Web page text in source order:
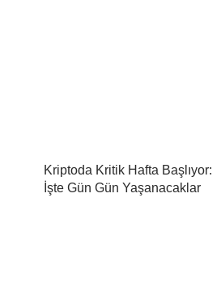
Kriptoda Kritik Hafta Başlıyor:
İşte Gün Gün Yaşanacaklar